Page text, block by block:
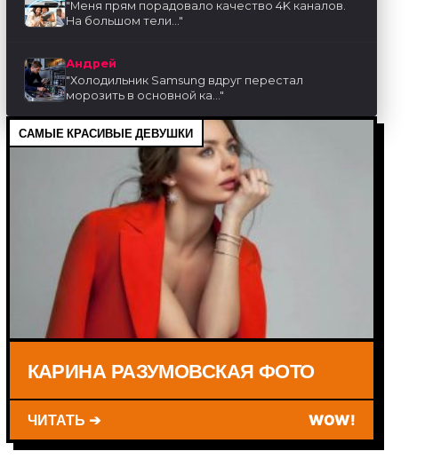
"Меня прям порадовало качество 4K каналов.
На большом тели..."
Андрей
"Холодильник Samsung вдруг перестал
морозить в основной ка..."
САМЫЕ КРАСИВЫЕ ДЕВУШКИ
КАРИНА РАЗУМОВСКАЯ ФОТО
ЧИТАТЬ ➔ WOW!